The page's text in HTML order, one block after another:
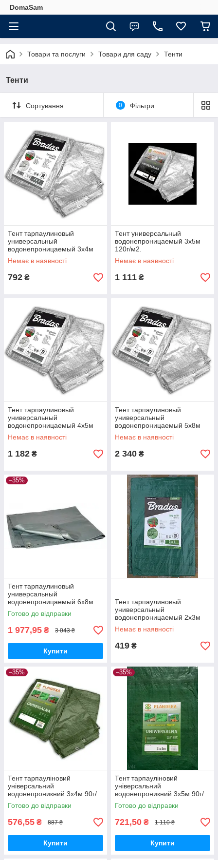
DomaSam
Товари та послуги Товари для саду Тенти
Тенти
Сортування 0 Фільтри
Тент тарпаулиновый
универсальный
водонепроницаемый 3х4м
120г/м2
Немає в наявності
792 ₴
Тент универсальный
водонепроницаемый 3х5м
120г/м2.
Немає в наявності
1 111 ₴
Тент тарпаулиновый
универсальный
водонепроницаемый 4х5м
120г/м2
Немає в наявності
1 182 ₴
Тент тарпаулиновый
универсальный
водонепроницаемый 5х8м
120г/м2
Немає в наявності
2 340 ₴
–35%
Тент тарпаулиновый
универсальный
водонепроницаемый 6х8м
120г/м2
Готово до відправки
1 977,95 ₴ 3 043 ₴
Купити
Тент тарпаулиновый
универсальный
водонепроницаемый 2х3м
90г/м2.
Немає в наявності
419 ₴
–35%
Тент тарпауліновий
універсальний
водонепроникний 3х4м 90г/
м2.
Готово до відправки
576,55 ₴ 887 ₴
Купити
–35%
Тент тарпауліновий
універсальний
водонепроникний 3х5м 90г/
м2.
Готово до відправки
721,50 ₴ 1 110 ₴
Купити